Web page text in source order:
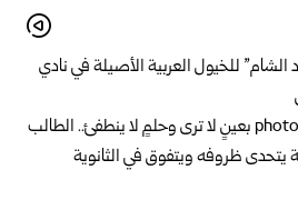
للخيول العربية الأصيلة في نادي